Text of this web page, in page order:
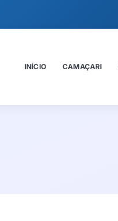
INÍCIO CAMAÇARI